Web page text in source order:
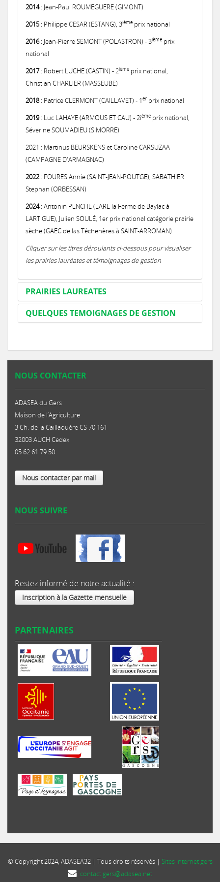
Remise des prix du Concours des Pratiques Agro-écologiques 2018
Les 3 premiers recevront un trophée en bois local !
Une Prairie du Gers primée au Salon de l'Agriculture 2018 à Paris !
Concours 2015
Concours des Prairies Fleuries 2015
Zoom sur le gagnant 2015
Concours 2014
Notices provisoires des territoires MAEC 2020
MAEC 2016
MAEC 2015
2016: Comité de suivi des prairies inondables de la vallée de la
2016: Réunion milieux humides à L'Isle Jourdain
2016: Chantier pilote de restauration fonctionnelle d’une prairie
2014: Jean-Paul ROUMEGUERE (GIMONT)
2015: Philippe CESAR (ESTANG), 3ième prix national
2016: Jean-Pierre SEMONT (POLASTRON) - 3ième prix
national
2017: Robert LUCHE (CASTIN) - 2ième prix national,
Christian CHARLIER (MASSEUBE)
2018 : Patrice CLERMONT (CAILLAVET) - 1er prix national
2019 : Luc LAHAYE (ARMOUS ET CAU) - 2ième prix national,
Séverine SOUMADIEU (SIMORRE)
2021 : Martinus BEURSKENS et Caroline CARSUZAA
(CAMPAGNE D'ARMAGNAC)
2022 : FOURES Annie (SAINT-JEAN-POUTGE), SABATHIER
Stephan (ORBESSAN)
2024: Antonin PENCHE (EARL la Ferme de Baylac à
LARTIGUE), Julien SOULÉ, 1er prix national catégorie prairie
sèche (GAEC de las Téchenères à SAINT-ARROMAN)
Cliquer sur les titres déroulants ci-dessous pour visualiser
les prairies lauréates et témoignages de gestion
PRAIRIES LAUREATES
QUELQUES TEMOIGNAGES DE GESTION
NOUS CONTACTER
ADASEA du Gers
Maison de l’Agriculture
3 Ch. de la Caillaouère CS 70 161
32003 AUCH Cedex
05 62 61 79 50
Nous contacter par mail
NOUS SUIVRE
Restez informé de notre actualité :
Inscription à la Gazette mensuelle
PARTENAIRES
© Copyright 2024, ADASEA32 | Tous droits réservés | Sites internet gers
contact.gers@adasea.net